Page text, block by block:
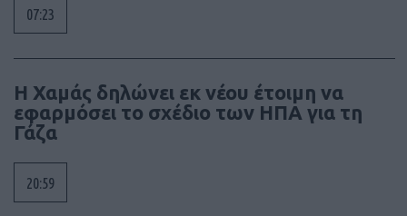
07:23
Η Χαμάς δηλώνει εκ νέου έτοιμη να
εφαρμόσει το σχέδιο των ΗΠΑ για τη
Γάζα
20:59